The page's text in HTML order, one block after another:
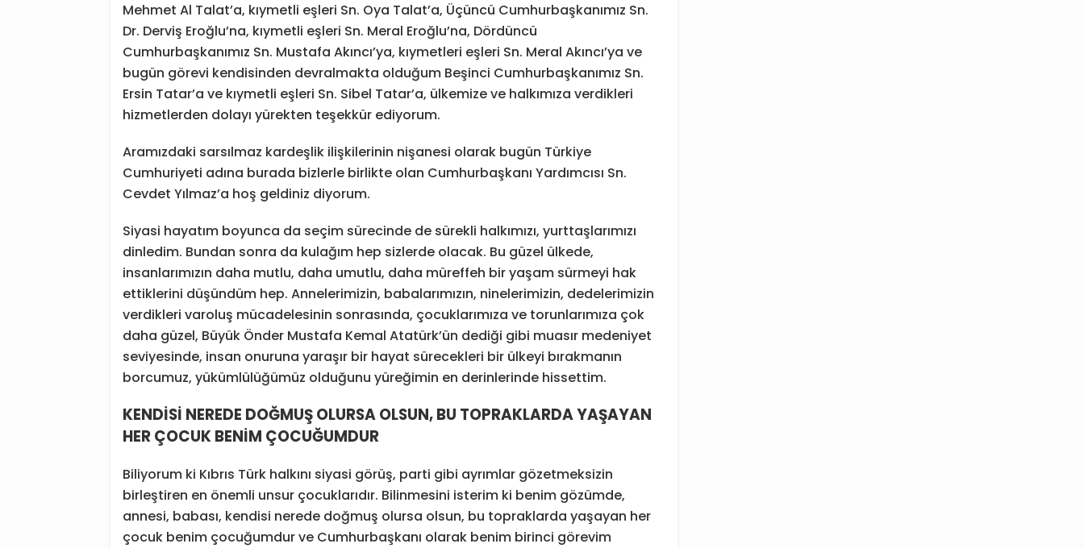
Mehmet Al Talat’a, kıymetli eşleri Sn. Oya Talat’a, Üçüncü Cumhurbaşkanımız Sn.
Dr. Derviş Eroğlu’na, kıymetli eşleri Sn. Meral Eroğlu’na, Dördüncü
Cumhurbaşkanımız Sn. Mustafa Akıncı’ya, kıymetleri eşleri Sn. Meral Akıncı’ya ve
bugün görevi kendisinden devralmakta olduğum Beşinci Cumhurbaşkanımız Sn.
Ersin Tatar’a ve kıymetli eşleri Sn. Sibel Tatar’a, ülkemize ve halkımıza verdikleri
hizmetlerden dolayı yürekten teşekkür ediyorum.
Aramızdaki sarsılmaz kardeşlik ilişkilerinin nişanesi olarak bugün Türkiye
Cumhuriyeti adına burada bizlerle birlikte olan Cumhurbaşkanı Yardımcısı Sn.
Cevdet Yılmaz’a hoş geldiniz diyorum.
Siyasi hayatım boyunca da seçim sürecinde de sürekli halkımızı, yurttaşlarımızı
dinledim. Bundan sonra da kulağım hep sizlerde olacak. Bu güzel ülkede,
insanlarımızın daha mutlu, daha umutlu, daha müreffeh bir yaşam sürmeyi hak
ettiklerini düşündüm hep. Annelerimizin, babalarımızın, ninelerimizin, dedelerimizin
verdikleri varoluş mücadelesinin sonrasında, çocuklarımıza ve torunlarımıza çok
daha güzel, Büyük Önder Mustafa Kemal Atatürk’ün dediği gibi muasır medeniyet
seviyesinde, insan onuruna yaraşır bir hayat sürecekleri bir ülkeyi bırakmanın
borcumuz, yükümlülüğümüz olduğunu yüreğimin en derinlerinde hissettim.
KENDİSİ NEREDE DOĞMUŞ OLURSA OLSUN, BU TOPRAKLARDA YAŞAYAN
HER ÇOCUK BENİM ÇOCUĞUMDUR
Biliyorum ki Kıbrıs Türk halkını siyasi görüş, parti gibi ayrımlar gözetmeksizin
birleştiren en önemli unsur çocuklarıdır. Bilinmesini isterim ki benim gözümde,
annesi, babası, kendisi nerede doğmuş olursa olsun, bu topraklarda yaşayan her
çocuk benim çocuğumdur ve Cumhurbaşkanı olarak benim birinci görevim